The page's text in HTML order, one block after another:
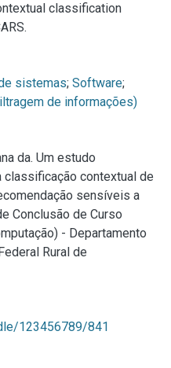
classification
sistemas; Software;
de informações)
da. Um estudo
classificação contextual de
sensíveis a
Conclusão de Curso
- Departamento
Rural de
123456789/841